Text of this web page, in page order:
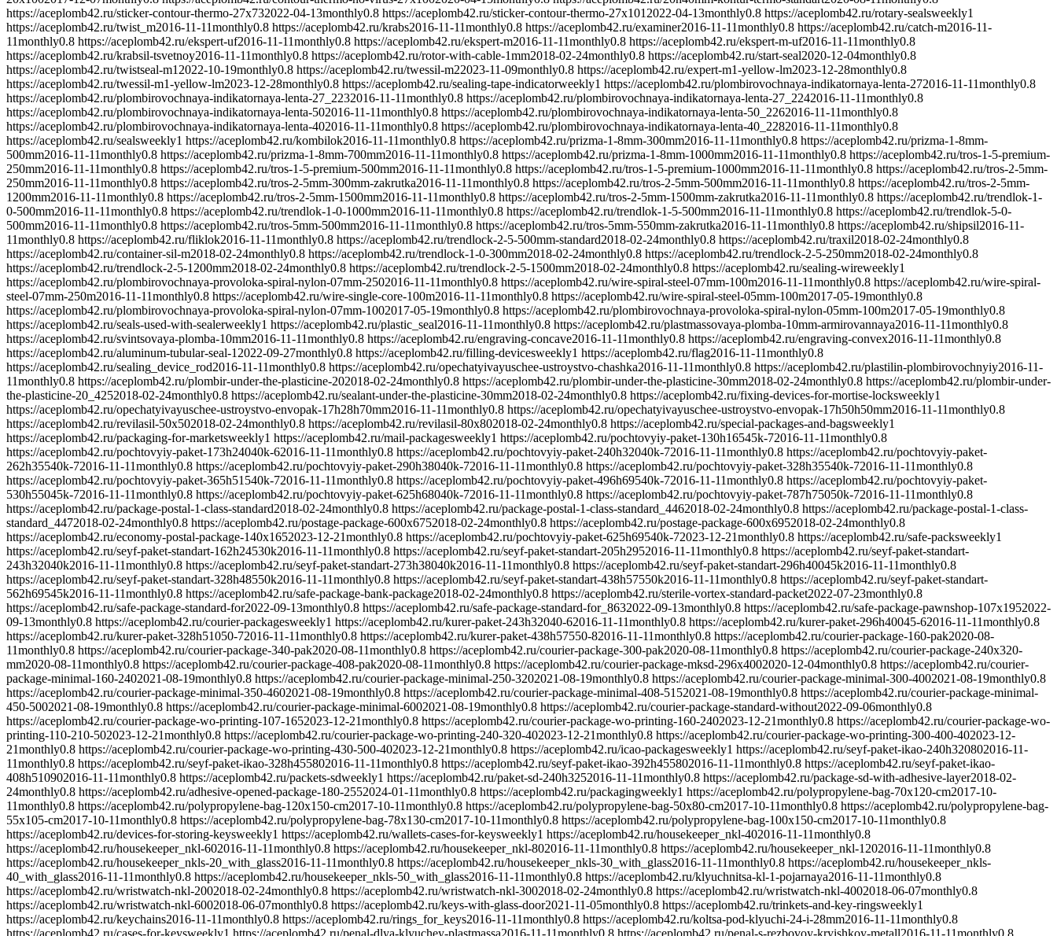
https://aceplomb42.ru/sticker-contour-thermo-27x732022-04-13monthly0.8 https://aceplomb42.ru/sticker-contour-thermo-27x101 2022-04-13monthly0.8 https://aceplomb42.ru/rotary-sealsweekly1
https://aceplomb42.ru/twist_m2016-11-11monthly0.8 https://aceplomb42.ru/krabs2016-11-11monthly0.8 https://aceplomb42.ru/examiner2016-11-11monthly0.8 https://aceplomb42.ru/catch-m2016-11-
11monthly0.8 https://aceplomb42.ru/ekspert-uf2016-11-11monthly0.8 https://aceplomb42.ru/ekspert-m2016-11-11monthly0.8 https://aceplomb42.ru/ekspert-m-uf2016-11-11monthly0.8
https://aceplomb42.ru/krabsil-tsvetnoy2016-11-11monthly0.8 https://aceplomb42.ru/rotor-with-cable-1mm2018-02-24monthly0.8 https://aceplomb42.ru/start-seal2020-12-04monthly0.8
https://aceplomb42.ru/twistseal-m1 2022-10-19monthly0.8 https://aceplomb42.ru/twessil-m22023-11-09monthly0.8 https://aceplomb42.ru/expert-m1-yellow-lm2023-12-28monthly0.8
https://aceplomb42.ru/twessil-m1-yellow-lm2023-12-28monthly0.8 https://aceplomb42.ru/sealing-tape-indicatorweekly1 https://aceplomb42.ru/plombirovochnaya-indikatornaya-lenta-272016-11-11monthly0.8
https://aceplomb42.ru/plombirovochnaya-indikatornaya-lenta-27_2232016-11-11monthly0.8 https://aceplomb42.ru/plombirovochnaya-indikatornaya-lenta-27_2242016-11-11monthly0.8
https://aceplomb42.ru/plombirovochnaya-indikatornaya-lenta-502016-11-11monthly0.8 https://aceplomb42.ru/plombirovochnaya-indikatornaya-lenta-50_2262016-11-11monthly0.8
https://aceplomb42.ru/plombirovochnaya-indikatornaya-lenta-402016-11-11monthly0.8 https://aceplomb42.ru/plombirovochnaya-indikatornaya-lenta-40_2282016-11-11monthly0.8
https://aceplomb42.ru/sealsweekly1 https://aceplomb42.ru/kombilok2016-11-11monthly0.8 https://aceplomb42.ru/prizma-1-8mm-300mm2016-11-11monthly0.8 https://aceplomb42.ru/prizma-1-8mm-
500mm2016-11-11monthly0.8 https://aceplomb42.ru/prizma-1-8mm-700mm2016-11-11monthly0.8 https://aceplomb42.ru/prizma-1-8mm-1000mm2016-11-11monthly0.8 https://aceplomb42.ru/tros-1-5-premium-
250mm2016-11-11monthly0.8 https://aceplomb42.ru/tros-1-5-premium-500mm2016-11-11monthly0.8 https://aceplomb42.ru/tros-1-5-premium-1000mm2016-11-11monthly0.8 https://aceplomb42.ru/tros-2-5mm-
250mm2016-11-11monthly0.8 https://aceplomb42.ru/tros-2-5mm-300mm-zakrutka2016-11-11monthly0.8 https://aceplomb42.ru/tros-2-5mm-500mm2016-11-11monthly0.8 https://aceplomb42.ru/tros-2-5mm-
1200mm2016-11-11monthly0.8 https://aceplomb42.ru/tros-2-5mm-1500mm2016-11-11monthly0.8 https://aceplomb42.ru/tros-2-5mm-1500mm-zakrutka2016-11-11monthly0.8 https://aceplomb42.ru/trendlok-1-
0-500mm2016-11-11monthly0.8 https://aceplomb42.ru/trendlok-1-0-1000mm2016-11-11monthly0.8 https://aceplomb42.ru/trendlok-1-5-500mm2016-11-11monthly0.8 https://aceplomb42.ru/trendlok-5-0-
500mm2016-11-11monthly0.8 https://aceplomb42.ru/tros-5mm-500mm2016-11-11monthly0.8 https://aceplomb42.ru/tros-5mm-550mm-zakrutka2016-11-11monthly0.8 https://aceplomb42.ru/shipsil2016-11-
11monthly0.8 https://aceplomb42.ru/fliklok2016-11-11monthly0.8 https://aceplomb42.ru/trendlock-2-5-500mm-standard2018-02-24monthly0.8 https://aceplomb42.ru/traxil2018-02-24monthly0.8
https://aceplomb42.ru/container-sil-m2018-02-24monthly0.8 https://aceplomb42.ru/trendlock-1-0-300mm2018-02-24monthly0.8 https://aceplomb42.ru/trendlock-2-5-250mm2018-02-24monthly0.8
https://aceplomb42.ru/trendlock-2-5-1200mm2018-02-24monthly0.8 https://aceplomb42.ru/trendlock-2-5-1500mm2018-02-24monthly0.8 https://aceplomb42.ru/sealing-wireweekly1
https://aceplomb42.ru/plombirovochnaya-provoloka-spiral-nylon-07mm-2502016-11-11monthly0.8 https://aceplomb42.ru/wire-spiral-steel-07mm-100m2016-11-11monthly0.8 https://aceplomb42.ru/wire-spiral-
steel-07mm-250m2016-11-11monthly0.8 https://aceplomb42.ru/wire-single-core-100m2016-11-11monthly0.8 https://aceplomb42.ru/wire-spiral-steel-05mm-100m2017-05-19monthly0.8
https://aceplomb42.ru/plombirovochnaya-provoloka-spiral-nylon-07mm-1002017-05-19monthly0.8 https://aceplomb42.ru/plombirovochnaya-provoloka-spiral-nylon-05mm-100m2017-05-19monthly0.8
https://aceplomb42.ru/seals-used-with-sealerweekly1 https://aceplomb42.ru/plastic_seal2016-11-11monthly0.8 https://aceplomb42.ru/plastmassovaya-plomba-10mm-armirovannaya2016-11-11monthly0.8
https://aceplomb42.ru/svintsovaya-plomba-10mm2016-11-11monthly0.8 https://aceplomb42.ru/engraving-concave2016-11-11monthly0.8 https://aceplomb42.ru/engraving-convex2016-11-11monthly0.8
https://aceplomb42.ru/aluminum-tubular-seal-1 2022-09-27monthly0.8 https://aceplomb42.ru/filling-devicesweekly1 https://aceplomb42.ru/flag2016-11-11monthly0.8
https://aceplomb42.ru/sealing_device_rod2016-11-11monthly0.8 https://aceplomb42.ru/opechatyivayuschee-ustroystvo-chashka2016-11-11monthly0.8 https://aceplomb42.ru/plastilin-plombirovochnyiy2016-11-
11monthly0.8 https://aceplomb42.ru/plombir-under-the-plasticine-202018-02-24monthly0.8 https://aceplomb42.ru/plombir-under-the-plasticine-30mm2018-02-24monthly0.8 https://aceplomb42.ru/plombir-under-
the-plasticine-20_4252018-02-24monthly0.8 https://aceplomb42.ru/sealant-under-the-plasticine-30mm2018-02-24monthly0.8 https://aceplomb42.ru/fixing-devices-for-mortise-locksweekly1
https://aceplomb42.ru/opechatyivayuschee-ustroystvo-envopak-17h28h70mm2016-11-11monthly0.8 https://aceplomb42.ru/opechatyivayuschee-ustroystvo-envopak-17h50h50mm2016-11-11monthly0.8
https://aceplomb42.ru/revilasil-50x502018-02-24monthly0.8 https://aceplomb42.ru/revilasil-80x802018-02-24monthly0.8 https://aceplomb42.ru/special-packages-and-bagsweekly1
https://aceplomb42.ru/packaging-for-marketsweekly1 https://aceplomb42.ru/mail-packagesweekly1 https://aceplomb42.ru/pochtovyiy-paket-130h16545k-72016-11-11monthly0.8
https://aceplomb42.ru/pochtovyiy-paket-173h24040k-62016-11-11monthly0.8 https://aceplomb42.ru/pochtovyiy-paket-240h32040k-72016-11-11monthly0.8 https://aceplomb42.ru/pochtovyiy-paket-
262h35540k-72016-11-11monthly0.8 https://aceplomb42.ru/pochtovyiy-paket-290h38040k-72016-11-11monthly0.8 https://aceplomb42.ru/pochtovyiy-paket-328h35540k-72016-11-11monthly0.8
https://aceplomb42.ru/pochtovyiy-paket-365h51540k-72016-11-11monthly0.8 https://aceplomb42.ru/pochtovyiy-paket-496h69540k-72016-11-11monthly0.8 https://aceplomb42.ru/pochtovyiy-paket-
530h55045k-72016-11-11monthly0.8 https://aceplomb42.ru/pochtovyiy-paket-625h68040k-72016-11-11monthly0.8 https://aceplomb42.ru/pochtovyiy-paket-787h75050k-72016-11-11monthly0.8
https://aceplomb42.ru/package-postal-1-class-standard2018-02-24monthly0.8 https://aceplomb42.ru/package-postal-1-class-standard_4462018-02-24monthly0.8 https://aceplomb42.ru/package-postal-1-class-
standard_4472018-02-24monthly0.8 https://aceplomb42.ru/postage-package-600x6752018-02-24monthly0.8 https://aceplomb42.ru/postage-package-600x6952018-02-24monthly0.8
https://aceplomb42.ru/economy-postal-package-140x1652023-12-21monthly0.8 https://aceplomb42.ru/pochtovyiy-paket-625h69540k-72023-12-21monthly0.8 https://aceplomb42.ru/safe-packsweekly1
https://aceplomb42.ru/seyf-paket-standart-162h24530k2016-11-11monthly0.8 https://aceplomb42.ru/seyf-paket-standart-205h2952016-11-11monthly0.8 https://aceplomb42.ru/seyf-paket-standart-
243h32040k2016-11-11monthly0.8 https://aceplomb42.ru/seyf-paket-standart-273h38040k2016-11-11monthly0.8 https://aceplomb42.ru/seyf-paket-standart-296h40045k2016-11-11monthly0.8
https://aceplomb42.ru/seyf-paket-standart-328h48550k2016-11-11monthly0.8 https://aceplomb42.ru/seyf-paket-standart-438h57550k2016-11-11monthly0.8 https://aceplomb42.ru/seyf-paket-standart-
562h69545k2016-11-11monthly0.8 https://aceplomb42.ru/safe-package-bank-package2018-02-24monthly0.8 https://aceplomb42.ru/sterile-vortex-standard-packet2022-07-23monthly0.8
https://aceplomb42.ru/safe-package-standard-for2022-09-13monthly0.8 https://aceplomb42.ru/safe-package-standard-for_8632022-09-13monthly0.8 https://aceplomb42.ru/safe-package-pawnshop-107x1952022-
09-13monthly0.8 https://aceplomb42.ru/courier-packagesweekly1 https://aceplomb42.ru/kurer-paket-243h32040-62016-11-11monthly0.8 https://aceplomb42.ru/kurer-paket-296h40045-62016-11-11monthly0.8
https://aceplomb42.ru/kurer-paket-328h51050-72016-11-11monthly0.8 https://aceplomb42.ru/kurer-paket-438h57550-82016-11-11monthly0.8 https://aceplomb42.ru/courier-package-160-pak2020-08-
11monthly0.8 https://aceplomb42.ru/courier-package-340-pak2020-08-11monthly0.8 https://aceplomb42.ru/courier-package-300-pak2020-08-11monthly0.8 https://aceplomb42.ru/courier-package-240x320-
mm2020-08-11monthly0.8 https://aceplomb42.ru/courier-package-408-pak2020-08-11monthly0.8 https://aceplomb42.ru/courier-package-mksd-296x4002020-12-04monthly0.8 https://aceplomb42.ru/courier-
package-minimal-160-2402021-08-19monthly0.8 https://aceplomb42.ru/courier-package-minimal-250-3202021-08-19monthly0.8 https://aceplomb42.ru/courier-package-minimal-300-4002021-08-19monthly0.8
https://aceplomb42.ru/courier-package-minimal-350-4602021-08-19monthly0.8 https://aceplomb42.ru/courier-package-minimal-408-5152021-08-19monthly0.8 https://aceplomb42.ru/courier-package-minimal-
450-5002021-08-19monthly0.8 https://aceplomb42.ru/courier-package-minimal-6002021-08-19monthly0.8 https://aceplomb42.ru/courier-package-standard-without2022-09-06monthly0.8
https://aceplomb42.ru/courier-package-wo-printing-107-1652023-12-21monthly0.8 https://aceplomb42.ru/courier-package-wo-printing-160-2402023-12-21monthly0.8 https://aceplomb42.ru/courier-package-wo-
printing-110-210-502023-12-21monthly0.8 https://aceplomb42.ru/courier-package-wo-printing-240-320-402023-12-21monthly0.8 https://aceplomb42.ru/courier-package-wo-printing-300-400-402023-12-
21monthly0.8 https://aceplomb42.ru/courier-package-wo-printing-430-500-402023-12-21monthly0.8 https://aceplomb42.ru/icao-packagesweekly1 https://aceplomb42.ru/seyf-paket-ikao-240h320802016-11-
11monthly0.8 https://aceplomb42.ru/seyf-paket-ikao-328h455802016-11-11monthly0.8 https://aceplomb42.ru/seyf-paket-ikao-392h455802016-11-11monthly0.8 https://aceplomb42.ru/seyf-paket-ikao-
408h510902016-11-11monthly0.8 https://aceplomb42.ru/packets-sdweekly1 https://aceplomb42.ru/paket-sd-240h3252016-11-11monthly0.8 https://aceplomb42.ru/package-sd-with-adhesive-layer2018-02-
24monthly0.8 https://aceplomb42.ru/adhesive-opened-package-180-2552024-01-11monthly0.8 https://aceplomb42.ru/packagingweekly1 https://aceplomb42.ru/polypropylene-bag-70x120-cm2017-10-
11monthly0.8 https://aceplomb42.ru/polypropylene-bag-120x150-cm2017-10-11monthly0.8 https://aceplomb42.ru/polypropylene-bag-50x80-cm2017-10-11monthly0.8 https://aceplomb42.ru/polypropylene-bag-
55x105-cm2017-10-11monthly0.8 https://aceplomb42.ru/polypropylene-bag-78x130-cm2017-10-11monthly0.8 https://aceplomb42.ru/polypropylene-bag-100x150-cm2017-10-11monthly0.8
https://aceplomb42.ru/devices-for-storing-keysweekly1 https://aceplomb42.ru/wallets-cases-for-keysweekly1 https://aceplomb42.ru/housekeeper_nkl-402016-11-11monthly0.8
https://aceplomb42.ru/housekeeper_nkl-602016-11-11monthly0.8 https://aceplomb42.ru/housekeeper_nkl-802016-11-11monthly0.8 https://aceplomb42.ru/housekeeper_nkl-1202016-11-11monthly0.8
https://aceplomb42.ru/housekeeper_nkls-20_with_glass2016-11-11monthly0.8 https://aceplomb42.ru/housekeeper_nkls-30_with_glass2016-11-11monthly0.8 https://aceplomb42.ru/housekeeper_nkls-
40_with_glass2016-11-11monthly0.8 https://aceplomb42.ru/housekeeper_nkls-50_with_glass2016-11-11monthly0.8 https://aceplomb42.ru/klyuchnitsa-kl-1-pojarnaya2016-11-11monthly0.8
https://aceplomb42.ru/wristwatch-nkl-2002018-02-24monthly0.8 https://aceplomb42.ru/wristwatch-nkl-3002018-02-24monthly0.8 https://aceplomb42.ru/wristwatch-nkl-4002018-06-07monthly0.8
https://aceplomb42.ru/wristwatch-nkl-6002018-06-07monthly0.8 https://aceplomb42.ru/keys-with-glass-door2021-11-05monthly0.8 https://aceplomb42.ru/trinkets-and-key-ringsweekly1
https://aceplomb42.ru/keychains2016-11-11monthly0.8 https://aceplomb42.ru/rings_for_keys2016-11-11monthly0.8 https://aceplomb42.ru/koltsa-pod-klyuchi-24-i-28mm2016-11-11monthly0.8
https://aceplomb42.ru/cases-for-keysweekly1 https://aceplomb42.ru/penal-dlya-klyuchey-plastmassa2016-11-11monthly0.8 https://aceplomb42.ru/penal-s-rezbovoy-kryishkoy-metall2016-11-11monthly0.8